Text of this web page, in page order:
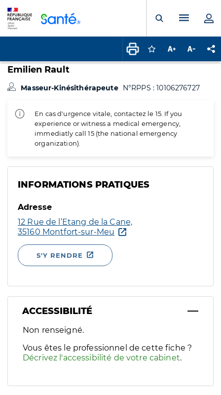
Ouvrir laMenu
Connectez-vous
Augmenter la
Emilien Rault
Masseur-Kinésithérapeute N°RPPS : 10106276727
En cas d'urgence vitale, contactez le 15. If you
experience or witness a medical emergency,
immediatly call 15 (the national emergency
organization).
INFORMATIONS PRATIQUES
Adresse
12 Rue de l’Etang de la Cane,
35160 Montfort-sur-Meu
S'Y RENDRE
ACCESSIBILITÉ
Filtres
Sélectionnez un ou plusieurs handicaps/besoins
Non renseigné.
Vous êtes le professionnel de cette fiche ?
Décrivez l'accessibilité de votre cabinet.